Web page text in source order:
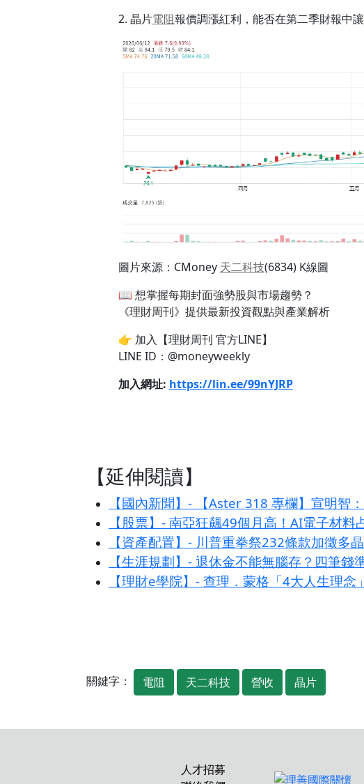
2. 晶片電阻報價調漲紅利，能否在第二季財報中
圖片來源：CMoney 天二科技(6834) K線圖
📖 想掌握每期封面強勢股與市場趨勢？
《理財周刊》提供最新投資觀點與產業解析
👉 加入【理財周刊 官方LINE】
LINE ID：@moneyweekly
加入網址: https://lin.ee/99nYJRP
【延伸閱讀】
【國內新聞】- 【Aster 318 專欄】宣明智
【股票】- 南亞狂飆49個月高！AI電子材
【資產配置】- 川普重拳祭232條款加徵多
【生涯規劃】- 退休金不能無腦存？四筆錢
【理財e學院】- 查理．蒙格「4大人生理
關鍵字： 電阻 天二科技 營收 晶片
人才招募